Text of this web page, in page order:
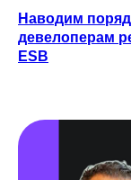
Наводим
девелоперам
ESB